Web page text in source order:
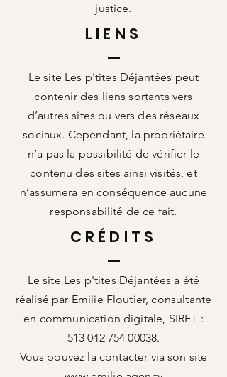
justice.
LIENS
Le site Les p'tites Déjantées peut
contenir des liens sortants vers
d’autres sites ou vers des réseaux
sociaux. Cependant, la propriétaire
n’a pas la possibilité de vérifier le
contenu des sites ainsi visités, et
n’assumera en conséquence aucune
responsabilité de ce fait.
CRÉDITS
Le site Les p'tites Déjantées a été
réalisé par Emilie Floutier, consultante
en communication digitale, SIRET :
513 042 754 00038.
Vous pouvez la contacter via son site